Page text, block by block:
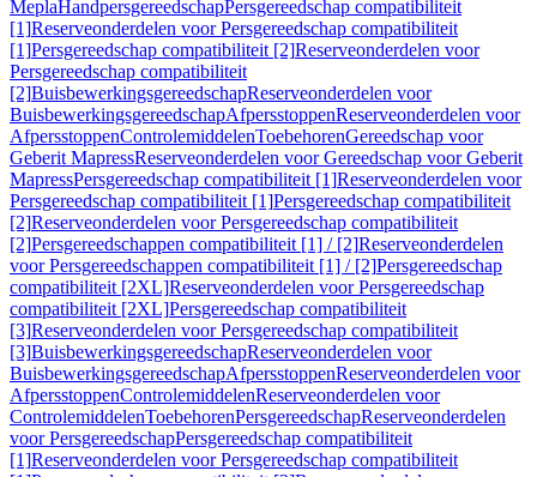
MeplaHandpersgereedschapPersgereedschap compatibiliteit
[1]Reserveonderdelen voor Persgereedschap compatibiliteit
[1]Persgereedschap compatibiliteit [2]Reserveonderdelen voor
Persgereedschap compatibiliteit
[2]BuisbewerkingsgereedschapReserveonderdelen voor
BuisbewerkingsgereedschapAfpersstoppenReserveonderdelen voor
AfpersstoppenControlemiddelenToebehorenGereedschap voor
Geberit MapressReserveonderdelen voor Gereedschap voor Geberit
MapressPersgereedschap compatibiliteit [1]Reserveonderdelen voor
Persgereedschap compatibiliteit [1]Persgereedschap compatibiliteit
[2]Reserveonderdelen voor Persgereedschap compatibiliteit
[2]Persgereedschappen compatibiliteit [1] / [2]Reserveonderdelen
voor Persgereedschappen compatibiliteit [1] / [2]Persgereedschap
compatibiliteit [2XL]Reserveonderdelen voor Persgereedschap
compatibiliteit [2XL]Persgereedschap compatibiliteit
[3]Reserveonderdelen voor Persgereedschap compatibiliteit
[3]BuisbewerkingsgereedschapReserveonderdelen voor
BuisbewerkingsgereedschapAfpersstoppenReserveonderdelen voor
AfpersstoppenControlemiddelenReserveonderdelen voor
ControlemiddelenToebehorenPersgereedschapReserveonderdelen
voor PersgereedschapPersgereedschap compatibiliteit
[1]Reserveonderdelen voor Persgereedschap compatibiliteit